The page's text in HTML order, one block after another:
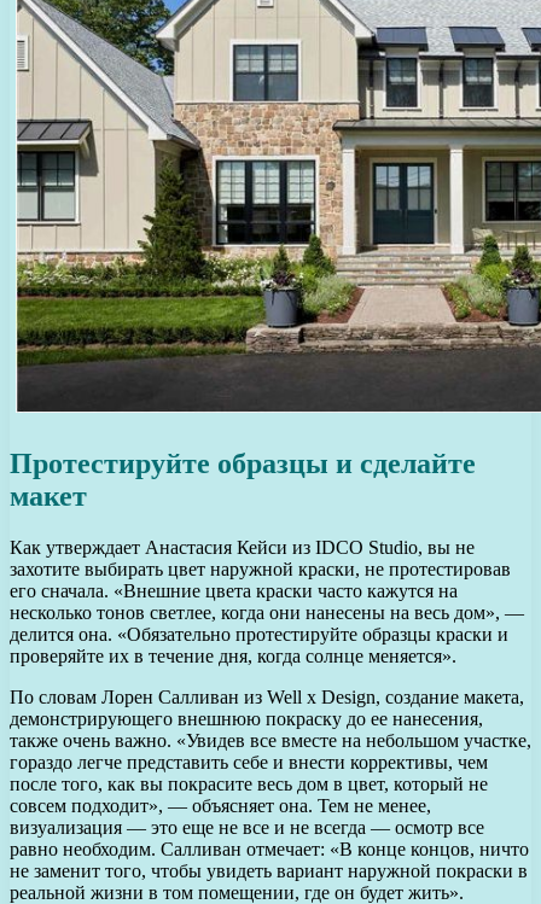
Протестируйте образцы и сделайте
макет
Как утверждает Анастасия Кейси из IDCO Studio, вы не
захотите выбирать цвет наружной краски, не протестировав
его сначала. «Внешние цвета краски часто кажутся на
несколько тонов светлее, когда они нанесены на весь дом», —
делится она. «Обязательно протестируйте образцы краски и
проверяйте их в течение дня, когда солнце меняется».
По словам Лорен Салливан из Well x Design, создание макета,
демонстрирующего внешнюю покраску до ее нанесения,
также очень важно. «Увидев все вместе на небольшом участке,
гораздо легче представить себе и внести коррективы, чем
после того, как вы покрасите весь дом в цвет, который не
совсем подходит», — объясняет она. Тем не менее,
визуализация — это еще не все и не всегда — осмотр все
равно необходим. Салливан отмечает: «В конце концов, ничто
не заменит того, чтобы увидеть вариант наружной покраски в
реальной жизни в том помещении, где он будет жить».